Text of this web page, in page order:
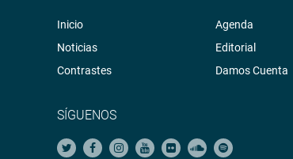
Inicio
Noticias
Contrastes
Agenda
Editorial
Damos Cuenta
SÍGUENOS